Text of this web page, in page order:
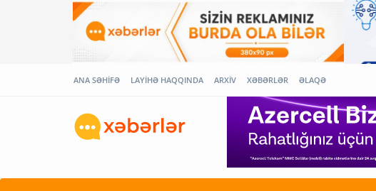
ANA SƏHİFƏ LAYİHƏ HAQQINDA ARXİV XƏBƏRLƏR ƏLAQƏ